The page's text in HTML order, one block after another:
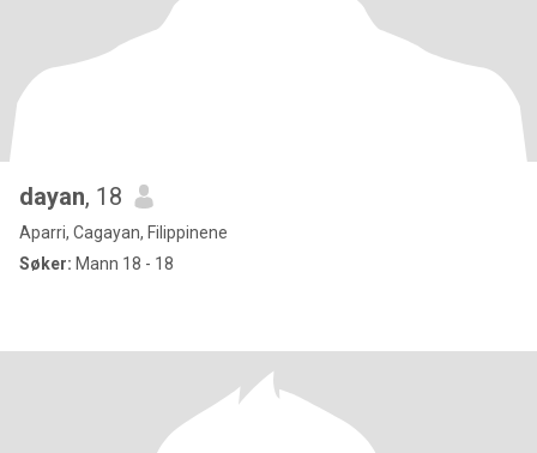
dayan, 18
Aparri, Cagayan, Filippinene
Søker: Mann 18 - 18